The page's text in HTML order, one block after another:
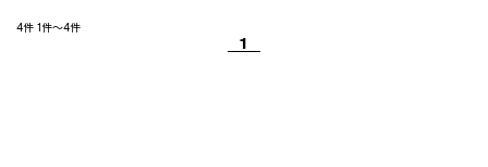
4件 1件～4件
1